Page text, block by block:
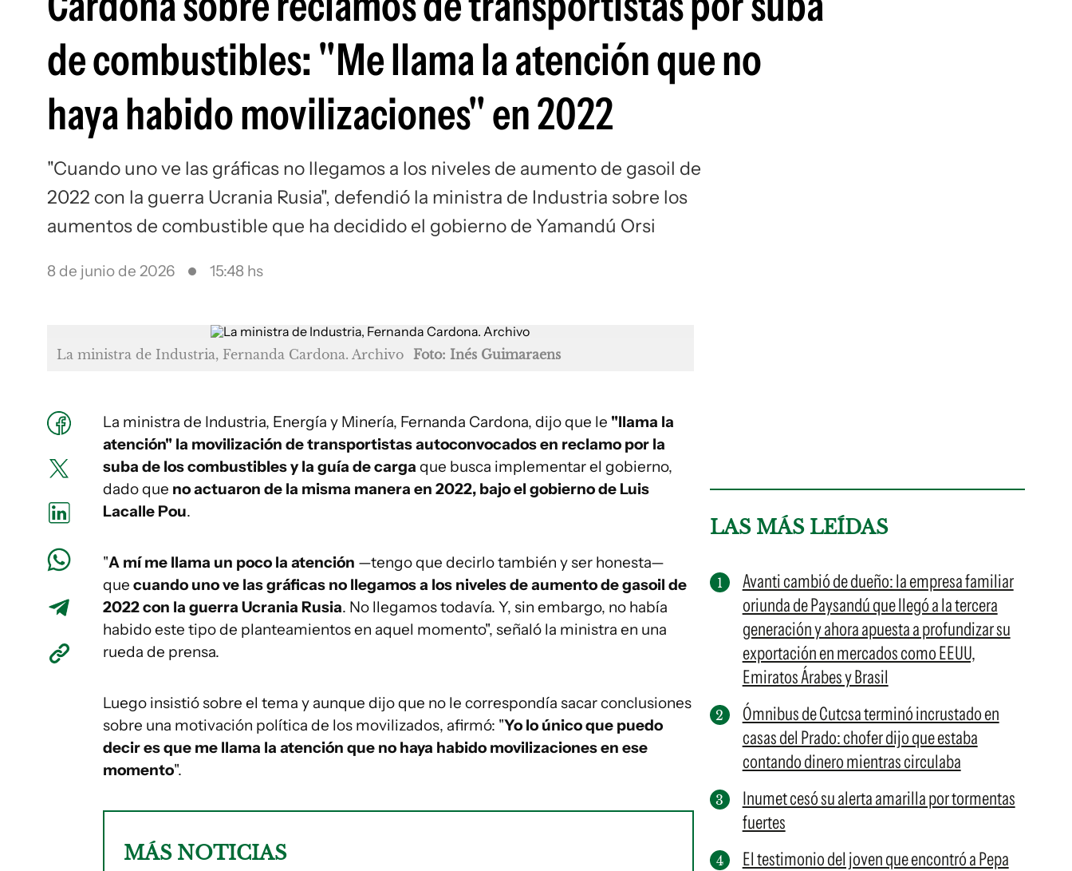
de combustibles: "Me llama la atención que no
haya habido movilizaciones" en 2022
"Cuando uno ve las gráficas no llegamos a los niveles de aumento de gasoil de
2022 con la guerra Ucrania Rusia", defendió la ministra de Industria sobre los
aumentos de combustible que ha decidido el gobierno de Yamandú Orsi
8 de junio de 2026 15:48 hs
La ministra de Industria, Fernanda Cardona. Archivo Foto: Inés Guimaraens
La ministra de Industria, Energía y Minería, Fernanda Cardona, dijo que le "llama la
atención" la movilización de transportistas autoconvocados en reclamo por la
suba de los combustibles y la guía de carga que busca implementar el gobierno,
dado que no actuaron de la misma manera en 2022, bajo el gobierno de Luis
Lacalle Pou.
"A mí me llama un poco la atención —tengo que decirlo también y ser honesta—
que cuando uno ve las gráficas no llegamos a los niveles de aumento de gasoil de
2022 con la guerra Ucrania Rusia. No llegamos todavía. Y, sin embargo, no había
habido este tipo de planteamientos en aquel momento", señaló la ministra en una
rueda de prensa.
Luego insistió sobre el tema y aunque dijo que no le correspondía sacar conclusiones
sobre una motivación política de los movilizados, afirmó: "Yo lo único que puedo
decir es que me llama la atención que no haya habido movilizaciones en ese
momento".
MÁS NOTICIAS
LAS MÁS LEÍDAS
Avanti cambió de dueño: la empresa familiar
oriunda de Paysandú que llegó a la tercera
generación y ahora apuesta a profundizar su
exportación en mercados como EEUU,
Emiratos Árabes y Brasil
Ómnibus de Cutcsa terminó incrustado en
casas del Prado: chofer dijo que estaba
contando dinero mientras circulaba
Inumet cesó su alerta amarilla por tormentas
fuertes
El testimonio del joven que encontró a Pepa